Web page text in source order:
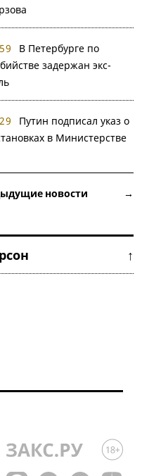
В Петербурге по
задержан экс-
Путин подписал указ о
в Министерстве
новости →
персон ↑